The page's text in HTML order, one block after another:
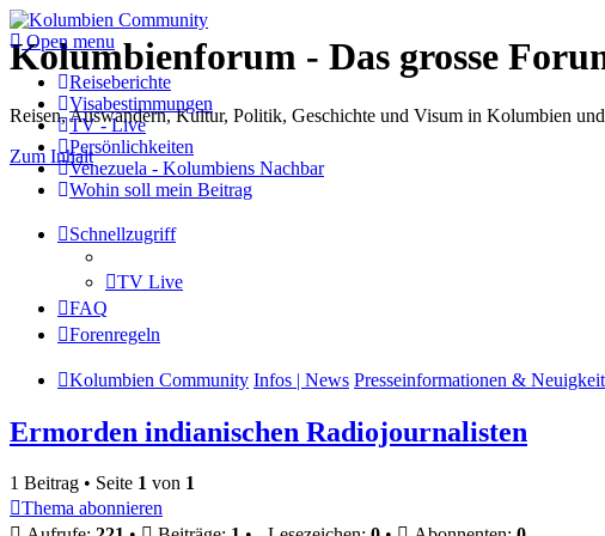
Kolumbienforum - Das grosse
Reisen, Auswandern, Kultur, Politik, Geschichte und Visum in Kolumbien
Zum Inhalt
Open menu
Reiseberichte
Visabestimmungen
TV - Live
Persönlichkeiten
Venezuela - Kolumbiens Nachbar
Wohin soll mein Beitrag
Schnellzugriff
TV Live
FAQ
Forenregeln
Kolumbien Community Infos | News Presseinformationen &
Ermorden indianischen Radiojournalisten
1 Beitrag • Seite 1 von 1
Thema abonnieren